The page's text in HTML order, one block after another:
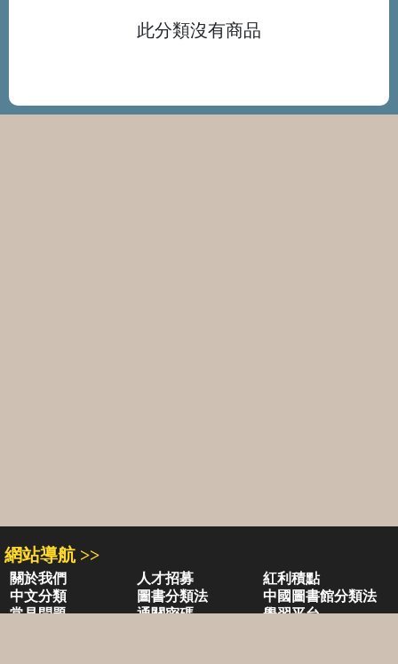
此分類沒有商品
網站導航 >>
關於我們 人才招募
紅利積點
中文分類
圖書分類法
中國圖書館分類法
常見問題
通關密碼
學習平台